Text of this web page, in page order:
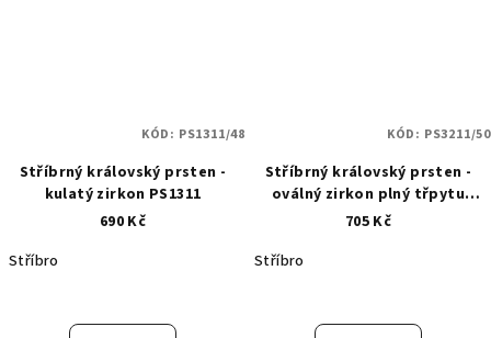
Stříbrný královský prsten -
kulatý zirkon PS1311
690 Kč
Stříbro
KÓD: PS1311/48
Stříbrný královský prsten -
oválný zirkon plný třpytu
PS3211
705 Kč
Stříbro
KÓD: PS3211/50